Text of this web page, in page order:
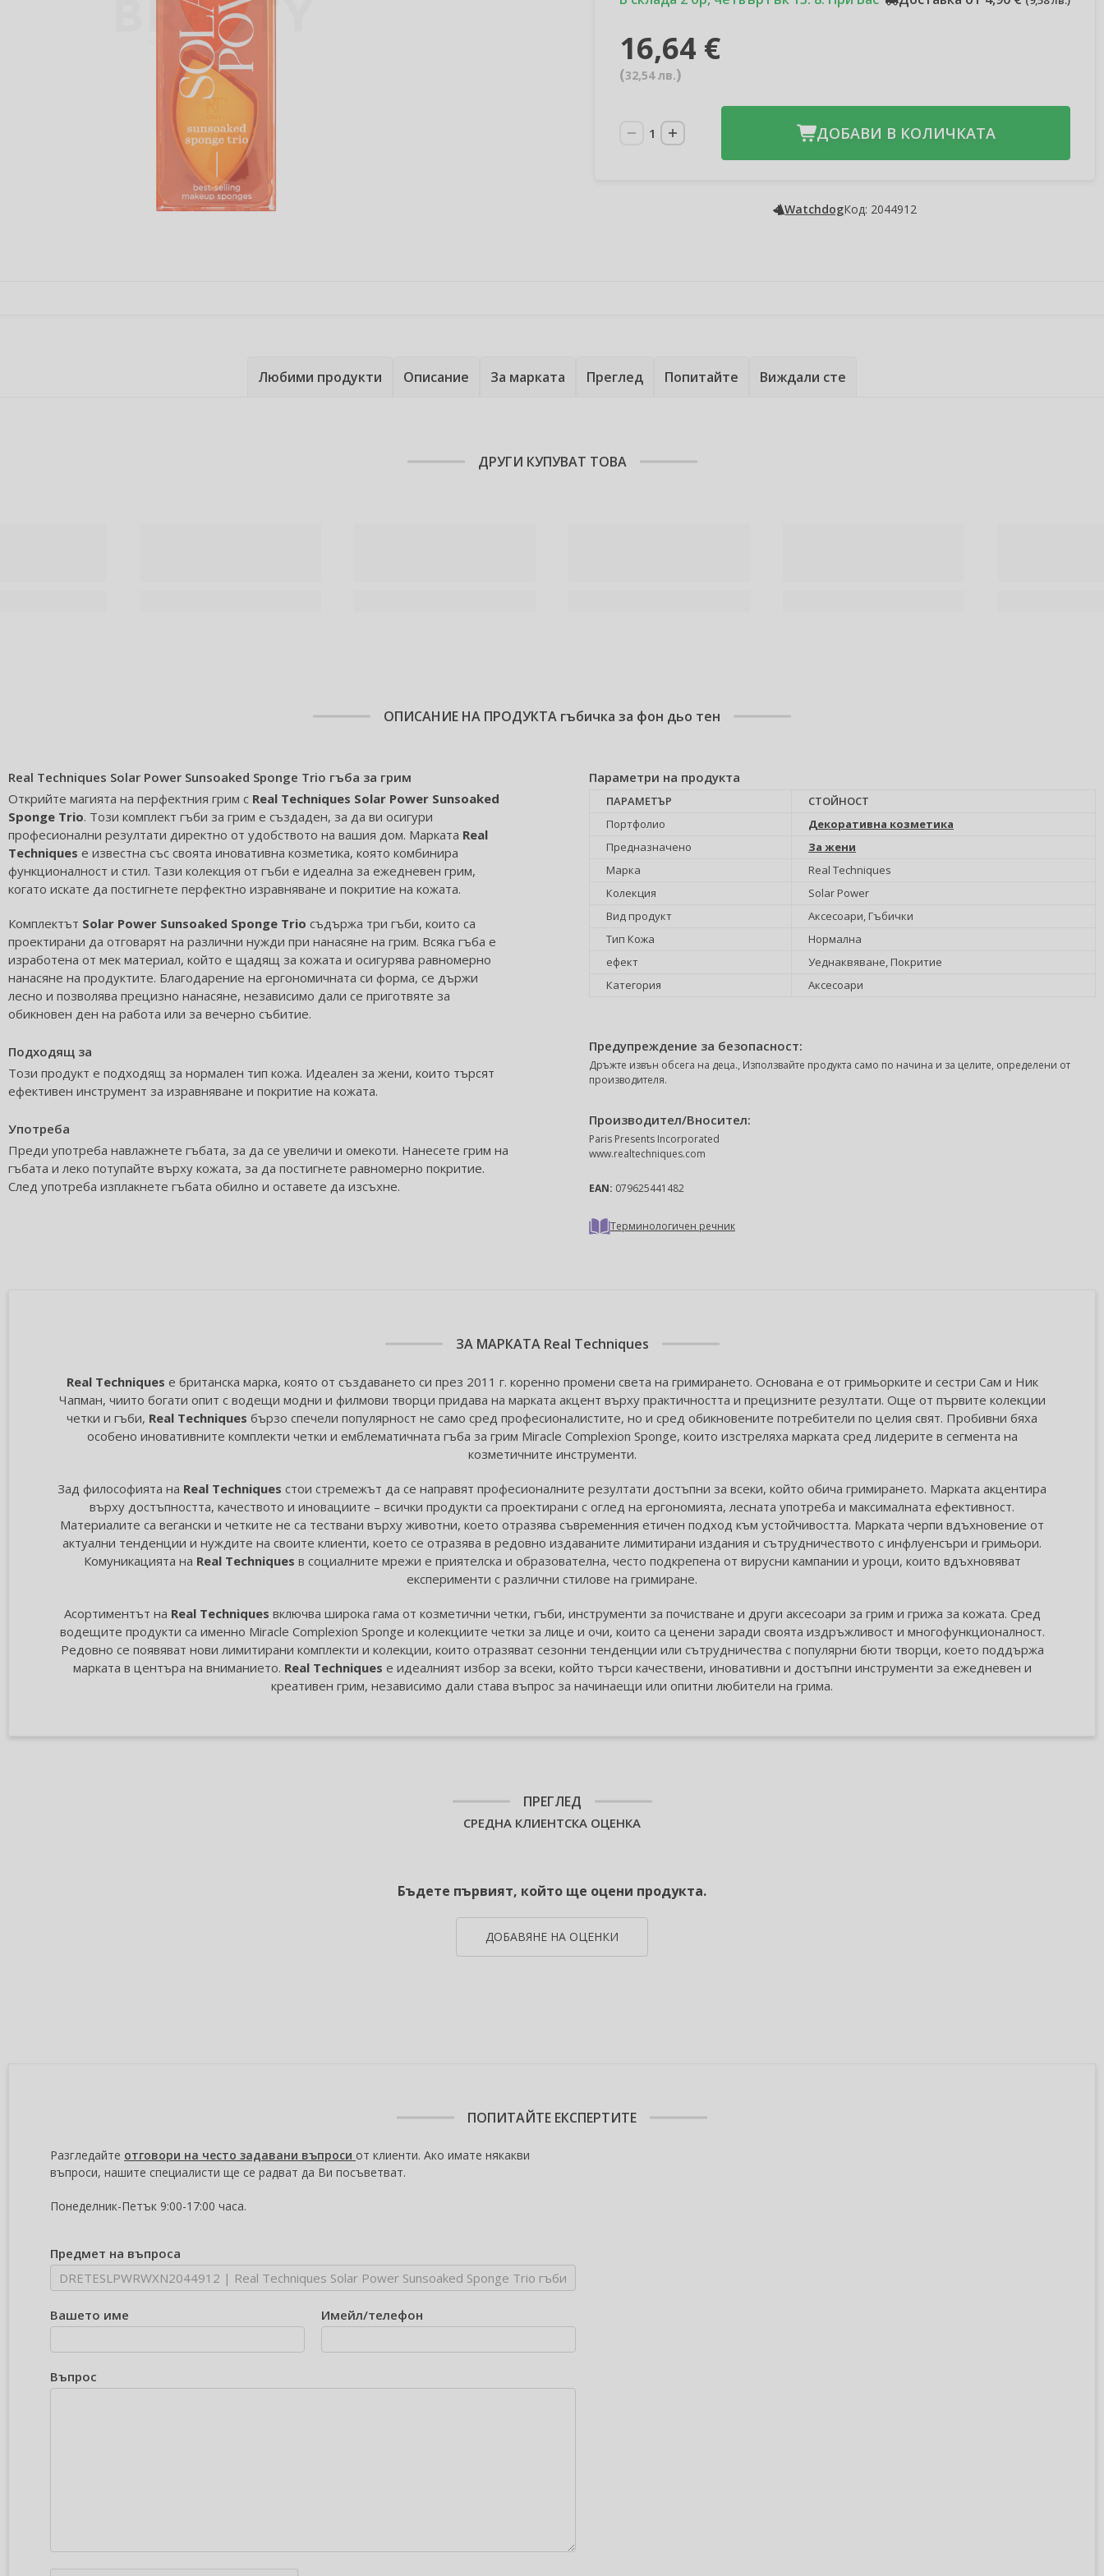
16,64 €
(32,54 лв.)
ДОБАВИ В КОЛИЧКАТА
WatchdogКод: 2044912
Любими продукти Описание За марката Преглед Попитайте Виждали сте
ДРУГИ КУПУВАТ ТОВА
ОПИСАНИЕ НА ПРОДУКТА гъбичка за фон дьо тен
Real Techniques Solar Power Sunsoaked Sponge Trio гъба за грим
Открийте магията на перфектния грим с Real Techniques Solar Power Sunsoaked
Sponge Trio. Този комплект гъби за грим е създаден, за да ви осигури
професионални резултати директно от удобството на вашия дом. Марката Real
Techniques е известна със своята иновативна козметика, която комбинира
функционалност и стил. Тази колекция от гъби е идеална за ежедневен грим,
когато искате да постигнете перфектно изравняване и покритие на кожата.
Комплектът Solar Power Sunsoaked Sponge Trio съдържа три гъби, които са
проектирани да отговарят на различни нужди при нанасяне на грим. Всяка гъба е
изработена от мек материал, който е щадящ за кожата и осигурява равномерно
нанасяне на продуктите. Благодарение на ергономичната си форма, се държи
лесно и позволява прецизно нанасяне, независимо дали се приготвяте за
обикновен ден на работа или за вечерно събитие.
Подходящ за
Този продукт е подходящ за нормален тип кожа. Идеален за жени, които търсят
ефективен инструмент за изравняване и покритие на кожата.
Употреба
Преди употреба навлажнете гъбата, за да се увеличи и омекоти. Нанесете грим на
гъбата и леко потупайте върху кожата, за да постигнете равномерно покритие.
След употреба изплакнете гъбата обилно и оставете да изсъхне.
Параметри на продукта
ПАРАМЕТЪР
СТОЙНОСТ
Портфолио
Декоративна козметика
Предназначено
За жени
Марка
Real Techniques
Колекция
Solar Power
Вид продукт
Аксесоари, Гъбички
Тип Кожа
Hормална
ефект
Уеднаквяване, Покритие
Категория
Аксесоари
Предупреждение за безопасност:
Дръжте извън обсега на деца., Използвайте продукта само по начина и за целите, определени от
производителя.
Производител/Вносител:
Paris Presents Incorporated
www.realtechniques.com
EAN: 079625441482
Терминологичен речник
ЗА МАРКАТА Real Techniques
Real Techniques е британска марка, която от създаването си през 2011 г. коренно промени света на гримирането. Основана е от гримьорките и сестри Сам и Ник
Чапман, чиито богати опит с водещи модни и филмови творци придава на марката акцент върху практичността и прецизните резултати. Още от първите колекции
четки и гъби, Real Techniques бързо спечели популярност не само сред професионалистите, но и сред обикновените потребители по целия свят. Пробивни бяха
особено иновативните комплекти четки и емблематичната гъба за грим Miracle Complexion Sponge, които изстреляха марката сред лидерите в сегмента на
козметичните инструменти.
Зад философията на Real Techniques стои стремежът да се направят професионалните резултати достъпни за всеки, който обича гримирането. Марката акцентира
върху достъпността, качеството и иновациите – всички продукти са проектирани с оглед на ергономията, лесната употреба и максималната ефективност.
Материалите са вегански и четките не са тествани върху животни, което отразява съвременния етичен подход към устойчивостта. Марката черпи вдъхновение от
актуални тенденции и нуждите на своите клиенти, което се отразява в редовно издаваните лимитирани издания и сътрудничеството с инфлуенсъри и гримьори.
Комуникацията на Real Techniques в социалните мрежи е приятелска и образователна, често подкрепена от вирусни кампании и уроци, които вдъхновяват
експерименти с различни стилове на гримиране.
Асортиментът на Real Techniques включва широка гама от козметични четки, гъби, инструменти за почистване и други аксесоари за грим и грижа за кожата. Сред
водещите продукти са именно Miracle Complexion Sponge и колекциите четки за лице и очи, които са ценени заради своята издръжливост и многофункционалност.
Редовно се появяват нови лимитирани комплекти и колекции, които отразяват сезонни тенденции или сътрудничества с популярни бюти творци, което поддържа
марката в центъра на вниманието. Real Techniques е идеалният избор за всеки, който търси качествени, иновативни и достъпни инструменти за ежедневен и
креативен грим, независимо дали става въпрос за начинаещи или опитни любители на грима.
ПРЕГЛЕД
СРЕДНА КЛИЕНТСКА ОЦЕНКА
Бъдете първият, който ще оцени продукта.
ДОБАВЯНЕ НА ОЦЕНКИ
ПОПИТАЙТЕ ЕКСПЕРТИТЕ
Разгледайте отговори на често задавани въпроси от клиенти. Ако имате някакви
въпроси, нашите специалисти ще се радват да Ви посъветват.
Понеделник-Петък 9:00-17:00 часа.
Предмет на въпроса
Вашето име Имейл/телефон
Въпрос